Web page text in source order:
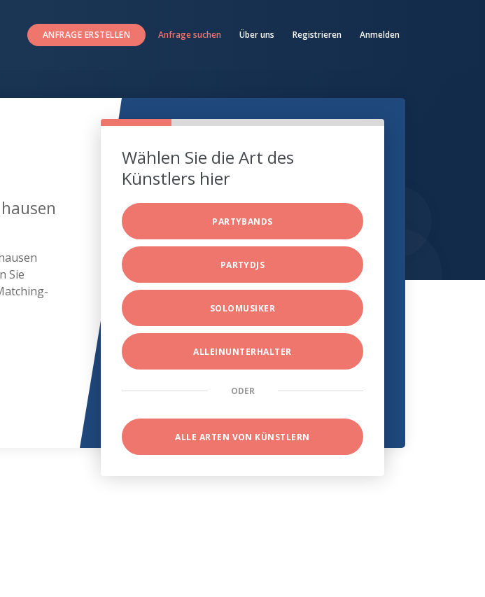
ANFRAGE ERSTELLEN Anfrage suchen Über uns Registrieren Anmelden
Sie
Wählen Sie die Art des
Künstlers hier
PARTYBANDS
PARTYDJS
SOLOMUSIKER
ALLEINUNTERHALTER
ODER
ALLE ARTEN VON KÜNSTLERN